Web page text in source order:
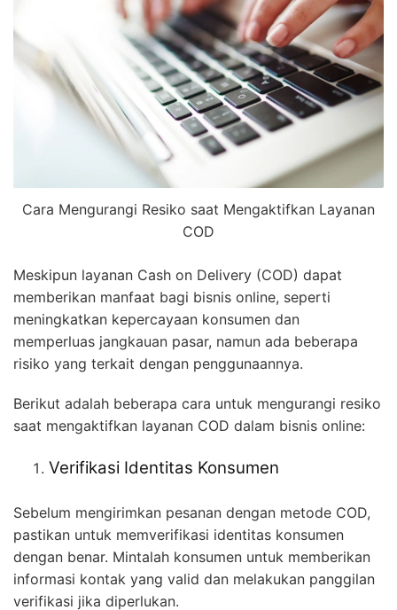
Cara Mengurangi Resiko saat Mengaktifkan Layanan
COD
Meskipun layanan Cash on Delivery (COD) dapat
memberikan manfaat bagi bisnis online, seperti
meningkatkan kepercayaan konsumen dan
memperluas jangkauan pasar, namun ada beberapa
risiko yang terkait dengan penggunaannya.
Berikut adalah beberapa cara untuk mengurangi resiko
saat mengaktifkan layanan COD dalam bisnis online:
Verifikasi Identitas Konsumen
Sebelum mengirimkan pesanan dengan metode COD,
pastikan untuk memverifikasi identitas konsumen
dengan benar. Mintalah konsumen untuk memberikan
informasi kontak yang valid dan melakukan panggilan
verifikasi jika diperlukan.